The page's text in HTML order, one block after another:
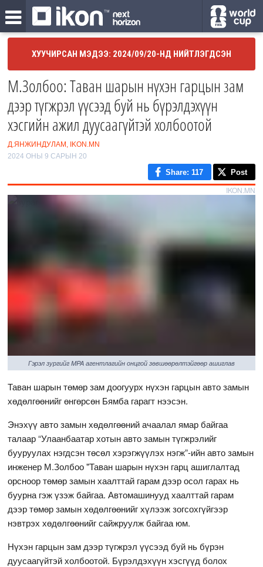
ХУУЧИРСАН МЭДЭЭ: 2024/09/20-НД НИЙТЛЭГДСЭН
М.Золбоо: Таван шарын нүхэн гарцын зам
дээр түгжрэл үүсээд буй нь бүрэлдэхүүн
хэсгийн ажил дуусаагүйтэй холбоотой
Д.ЯНЖИНДУЛАМ, IKON.MN
2024 ОНЫ 9 САРЫН 20
Share: 117 Post
IKON.MN
Гэрэл зургийг MPA агентлагийн онцгой зөвшөөрөлтэйгөөр ашиглав
Таван шарын төмөр зам доогуурх нүхэн гарцын авто замын
хөдөлгөөнийг өнгөрсөн Бямба гарагт нээсэн.
Энэхүү авто замын хөдөлгөөний ачаалал ямар байгаа
талаар “Улаанбаатар хотын авто замын түгжрэлийг
бууруулах нэгдсэн төсөл хэрэгжүүлэх нэгж”-ийн авто замын
инженер М.Золбоо "Таван шарын нүхэн гарц ашиглалтад
орсноор төмөр замын хаалттай гарам дээр осол гарах нь
буурна гэж үзэж байгаа. Автомашинууд хаалттай гарам
дээр төмөр замын хөдөлгөөнийг хүлээж зогсохгүйгээр
нэвтрэх хөдөлгөөнийг сайжруулж байгаа юм.
Нүхэн гарцын зам дээр түгжрэл үүсээд буй нь бүрэн
дуусаагүйтэй холбоотой. Бүрэлдэхүүн хэсгүүд болох